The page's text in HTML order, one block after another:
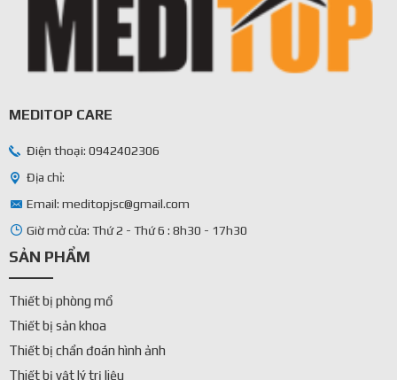
MEDITOP CARE
Điện thoại: 0942402306
Địa chỉ:
Email: meditopjsc@gmail.com
Giờ mở cửa: Thứ 2 - Thứ 6 : 8h30 - 17h30
SẢN PHẨM
Thiết bị phòng mổ
Thiết bị sản khoa
Thiết bị chẩn đoán hình ảnh
Thiết bị vật lý trị liệu